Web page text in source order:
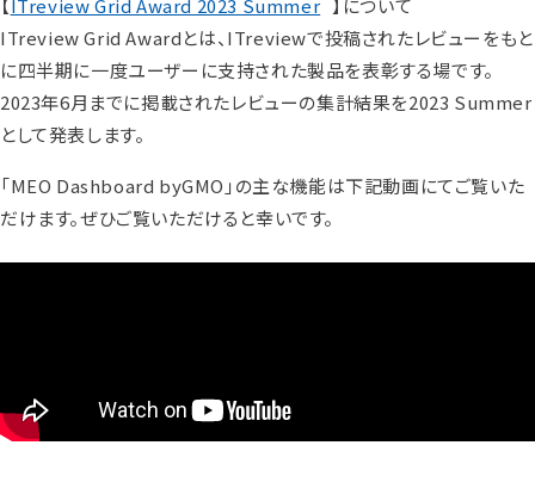
【ITreview Grid Award 2023 Summer 】について
ITreview Grid Awardとは、ITreviewで投稿されたレビューをもと
に四半期に一度ユーザーに支持された製品を表彰する場です。
2023年6月までに掲載されたレビューの集計結果を2023 Summer
として発表します。
「MEO Dashboard byGMO」の主な機能は下記動画にてご覧いた
だけます。ぜひご覧いただけると幸いです。